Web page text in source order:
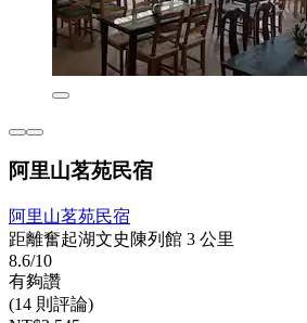
阿里山茗苑民宿
阿里山茗苑民宿
距離奮起湖文史陳列館 3 公里
8.6/10
有夠讚
(14 則評論)